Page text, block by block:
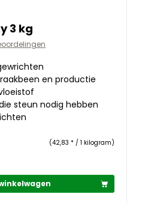
3 kg
en productie
steun nodig hebben
(42,83 * / 1 kilogram)